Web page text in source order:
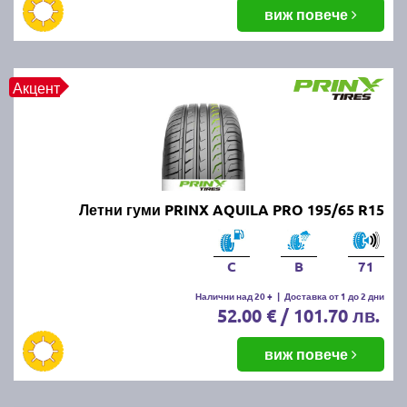
балансировка и реглаж на предния и задния мост.
Неравномерното износване може да е знак за
гуми.
Как да се грижим за летните
Проверявайте редовно налягането, дълбочината
на протектора и състоянието на гумите. Избягвайте
рязко спиране и агресивно шофиране, тъй като
това води до по-бързо износване. Почиствайте
гумите от кал и камъчета и ги проверявайте за
Как се съхраняват зимните и
летни гуми?
виж повече
Акцент
Летни гуми PRINX AQUILA PRO 195/65 R15
C B 71
Налични над 20 + | Доставка от 1 до 2 дни
52.00 € / 101.70 лв.
виж повече